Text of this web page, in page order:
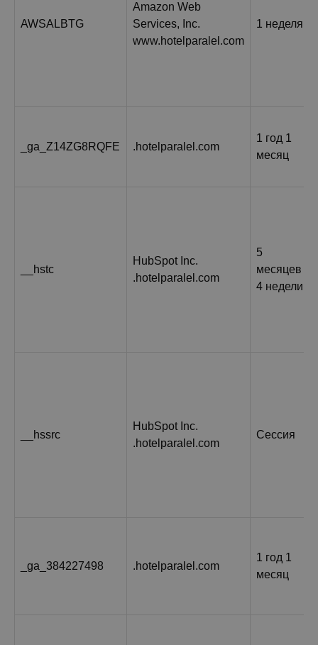
AWSALBTG
Amazon Web
Services, Inc.
www.hotelparalel.com
1 неделя
_ga_Z14ZG8RQFE .hotelparalel.com
1 год 1
месяц
__hstc
HubSpot Inc.
.hotelparalel.com
5
месяцев
4 недели
__hssrc
HubSpot Inc.
.hotelparalel.com
Сессия
_ga_384227498 .hotelparalel.com
1 год 1
месяц